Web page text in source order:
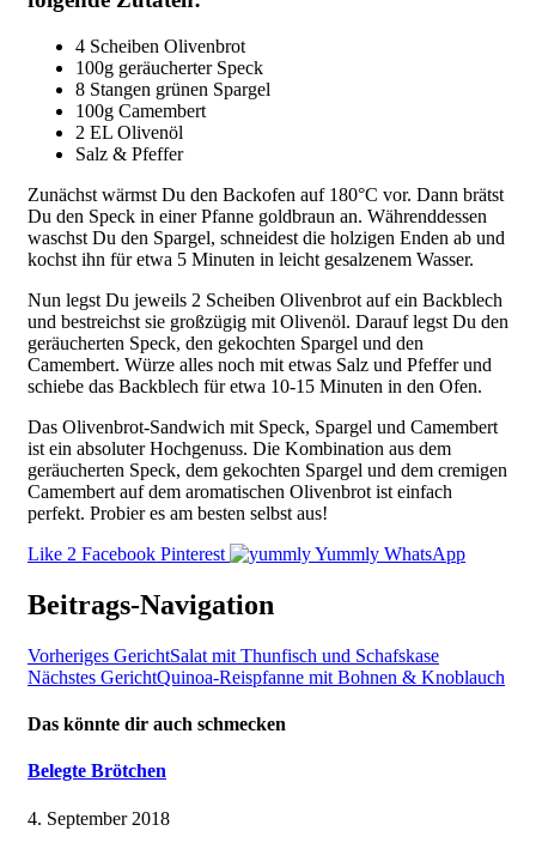
4 Scheiben Olivenbrot
100g geräucherter Speck
8 Stangen grünen Spargel
100g Camembert
2 EL Olivenöl
Salz & Pfeffer
Zunächst wärmst Du den Backofen auf 180°C vor. Dann brätst
Du den Speck in einer Pfanne goldbraun an. Währenddessen
waschst Du den Spargel, schneidest die holzigen Enden ab und
kochst ihn für etwa 5 Minuten in leicht gesalzenem Wasser.
Nun legst Du jeweils 2 Scheiben Olivenbrot auf ein Backblech
und bestreichst sie großzügig mit Olivenöl. Darauf legst Du den
geräucherten Speck, den gekochten Spargel und den
Camembert. Würze alles noch mit etwas Salz und Pfeffer und
schiebe das Backblech für etwa 10-15 Minuten in den Ofen.
Das Olivenbrot-Sandwich mit Speck, Spargel und Camembert
ist ein absoluter Hochgenuss. Die Kombination aus dem
geräucherten Speck, dem gekochten Spargel und dem cremigen
Camembert auf dem aromatischen Olivenbrot ist einfach
perfekt. Probier es am besten selbst aus!
Like 2 Facebook Pinterest Yummly WhatsApp
Beitrags-Navigation
Vorheriges GerichtSalat mit Thunfisch und Schafskase
Nächstes GerichtQuinoa-Reispfanne mit Bohnen & Knoblauch
Das könnte dir auch schmecken
Belegte Brötchen
4. September 2018